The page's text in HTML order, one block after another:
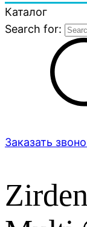
Каталог
Search for:
Заказать